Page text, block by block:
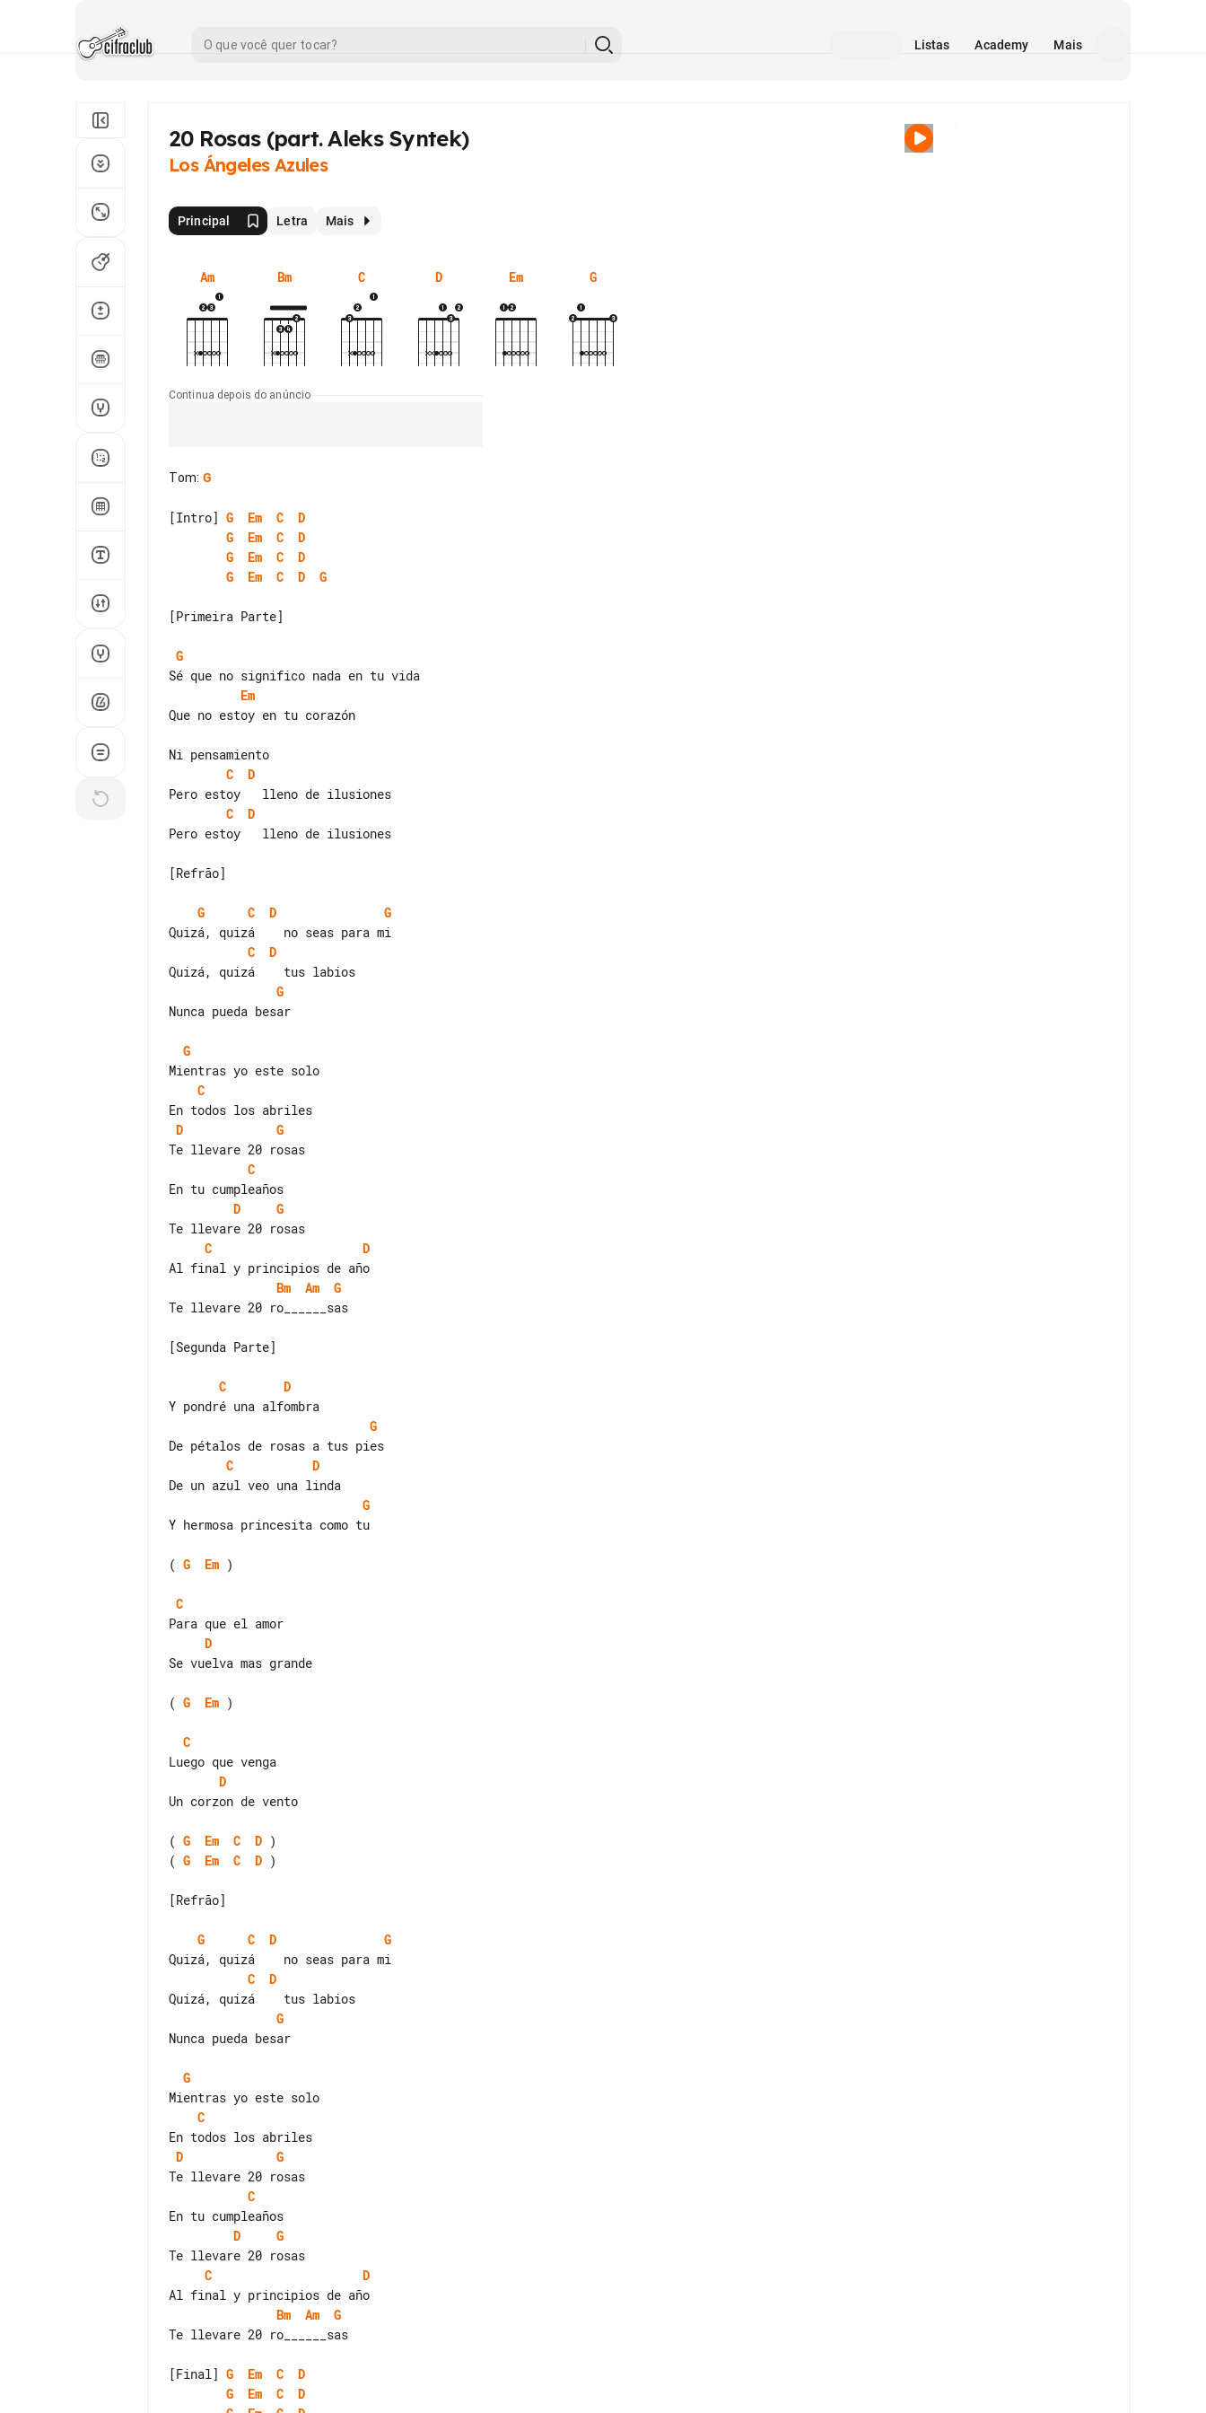
Listas Academy Mais
20 Rosas (part. Aleks Syntek)
Los Ángeles Azules
Principal Letra Mais
Am Bm C D Em G
Continua depois do anúncio
Tom: G
[Intro] G Em C
D
G
Em C
D
G
Em C
D
G
Em C D G
[Primeira Parte]
G
Em
Que no estoy en tu corazón
C
D
C
D
Pero estoy   lleno de ilusiones
[Refrão]
G C D
G
C
D
G
Nunca pueda besar
G
C
D
G
C
D
G
C
D
Bm
Am
G
Te llevare 20 ro______sas
[Segunda Parte]
C
D
G
C
D
G
Y hermosa princesita como tu
( G Em )
C
D
Se vuelva mas grande
( G Em )
C
D
Un corzon de vento
( G Em C D
( G Em C D )
[Refrão]
G C D
G
C
D
G
Nunca pueda besar
G
C
D
G
C
D
G
C
D
Bm
Am
G
Te llevare 20 ro______sas
[Final] G Em C
D
G
Em C
D